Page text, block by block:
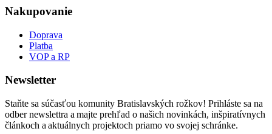
Nakupovanie
Doprava
Platba
VOP a RP
Newsletter
Staňte sa súčasťou komunity Bratislavských rožkov! Prihláste sa na
odber newslettra a majte prehľad o našich novinkách, inšpiratívnych
článkoch a aktuálnych projektoch priamo vo svojej schránke.